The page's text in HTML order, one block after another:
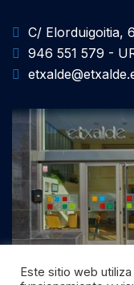
C/ Elorduigoitia,
946 551 579 -
Este sitio web